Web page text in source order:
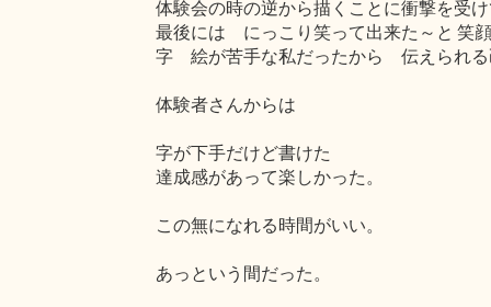
体験会の時の逆から描くことに衝撃を受
最後には にっこり笑って出来た～と 笑
字 絵が苦手な私だったから 伝えられる
体験者さんからは
字が下手だけど書けた
達成感があって楽しかった。
この無になれる時間がいい。
あっという間だった。